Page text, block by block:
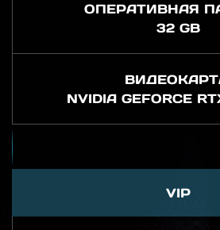
ОПЕРАТИВНАЯ
32 GB
NVIDIA GEFORCE
VIP